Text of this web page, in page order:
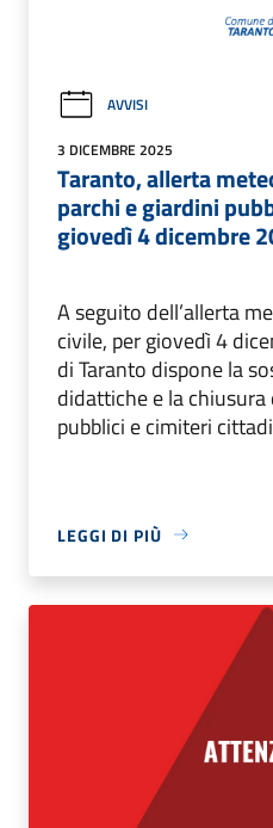
AVVISI
3 DICEMBRE 2025
Taranto, allerta
parchi e giardini
giovedì 4 dicembre
A seguito dell’allerta
civile, per giovedì 4
di Taranto dispone la
didattiche e la
pubblici e cimiteri
LEGGI DI PIÙ